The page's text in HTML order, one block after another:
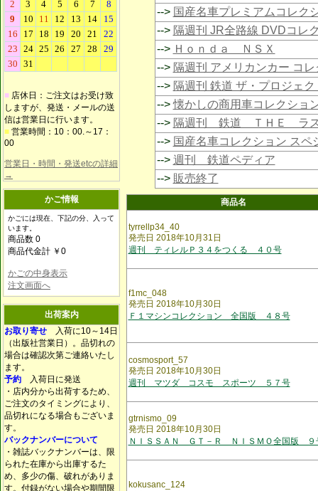
■ 店休日：ご注文はお受け致
しますが、発送・メールの送
信は営業日に行います。
■ 営業時間：10：00.～17：
00
営業日・時間・発送etcの詳細
→
かご情報
かごには現在、下記の分、入って
います。
商品数 0
商品代金計 ￥0
かごの中身表示
注文画面へ
出荷案内
お取り寄せ 入荷に10～14日
（出版社営業日）。品切れの
場合は確認次第ご連絡いたし
ます。
予約 入荷日に発送
・店内分から出荷するため、
ご注文のタイミングにより、
品切れになる場合もございま
す。
バックナンバーについて
・雑誌バックナンバーは、限
られた在庫から出庫するた
め、多少の傷、破れがありま
す。付録がない場合や期間限
--> 国産名車プレミアムコレク
--> 隔週刊 JR全路線 DVDコレ
--> Ｈｏｎｄａ ＮＳＸ
--> 隔週刊 アメリカンカー コ
--> 隔週刊 鉄道 ザ・プロジェク
-->懐かしの商用車コレクショ
--> 隔週刊 鉄道 ＴＨＥ ラ
--> 国産名車コレクション スペ
--> 週刊 鉄道ペディア
--> 販売終了
商品名
tyrrellp34_40
発売日 2018年10月31日
週刊 ティレルＰ３４をつくる ４０号
f1mc_048
発売日 2018年10月30日
Ｆ１マシンコレクション 全国版 ４８号
cosmosport_57
発売日 2018年10月30日
週刊 マツダ コスモ スポーツ ５７号
gtrnismo_09
発売日 2018年10月30日
ＮＩＳＳＡＮ ＧＴ－Ｒ ＮＩＳＭＯ全国版 ９
kokusanc_124